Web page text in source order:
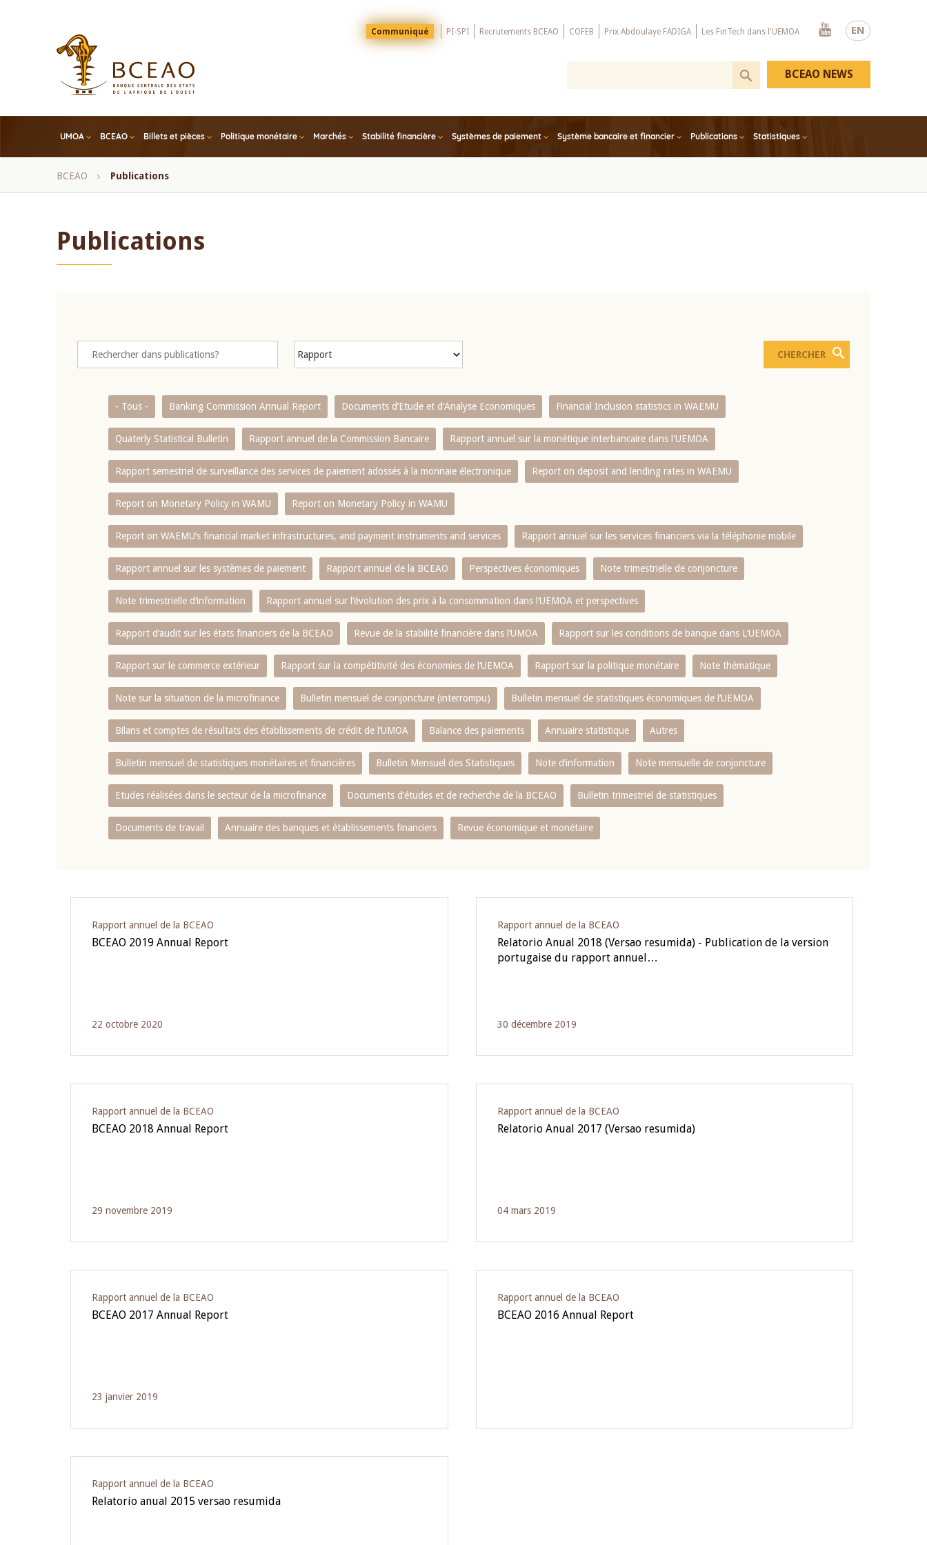
EN
Menu
Top
Communiqué PI-SPI Recrutements BCEAO COFEB Prix Abdoulaye FADIGA Les FinTech dans l'UEMOA
Youtube
UMOA BCEAO Billets et pièces Politique monétaire Marchés Stabilité financière Systèmes de paiement Système bancaire et financier Publications Statistiques
BCEAO NEWS
Fil
BCEAO Publications
Publications
- Tous - Banking Commission Annual Report Documents d’Etude et d’Analyse Economiques Financial Inclusion statistics in WAEMU
Quaterly Statistical Bulletin Rapport annuel de la Commission Bancaire Rapport annuel sur la monétique interbancaire dans l'UEMOA
Rapport semestriel de surveillance des services de paiement adossés à la monnaie électronique Report on deposit and lending rates in WAEMU
Report on Monetary Policy in WAMU Report on Monetary Policy in WAMU
Report on WAEMU’s financial market infrastructures, and payment instruments and services Rapport annuel sur les services financiers via la téléphonie mobile
Rapport annuel sur les systèmes de paiement Rapport annuel de la BCEAO Perspectives économiques Note trimestrielle de conjoncture
Note trimestrielle d‘information Rapport annuel sur l‘évolution des prix à la consommation dans l‘UEMOA et perspectives
Rapport d‘audit sur les états financiers de la BCEAO Revue de la stabilité financière dans l‘UMOA Rapport sur les conditions de banque dans L‘UEMOA
Rapport sur le commerce extérieur Rapport sur la compétitivité des économies de l‘UEMOA Rapport sur la politique monétaire Note thématique
Note sur la situation de la microfinance Bulletin mensuel de conjoncture (interrompu) Bulletin mensuel de statistiques économiques de l‘UEMOA
Bilans et comptes de résultats des établissements de crédit de l‘UMOA Balance des paiements Annuaire statistique Autres
Bulletin mensuel de statistiques monétaires et financières Bulletin Mensuel des Statistiques Note d’information Note mensuelle de conjoncture
Etudes réalisées dans le secteur de la microfinance Documents d’études et de recherche de la BCEAO Bulletin trimestriel de statistiques
Documents de travail Annuaire des banques et établissements financiers Revue économique et monétaire
Rapport annuel de la BCEAO
BCEAO 2019 Annual Report
22 octobre 2020
Rapport annuel de la BCEAO
Relatorio Anual 2018 (Versao resumida) - Publication de la version
portugaise du rapport annuel…
30 décembre 2019
Rapport annuel de la BCEAO
BCEAO 2018 Annual Report
29 novembre 2019
Rapport annuel de la BCEAO
Relatorio Anual 2017 (Versao resumida)
04 mars 2019
Rapport annuel de la BCEAO
BCEAO 2017 Annual Report
23 janvier 2019
Rapport annuel de la BCEAO
BCEAO 2016 Annual Report
Rapport annuel de la BCEAO
Relatorio anual 2015 versao resumida